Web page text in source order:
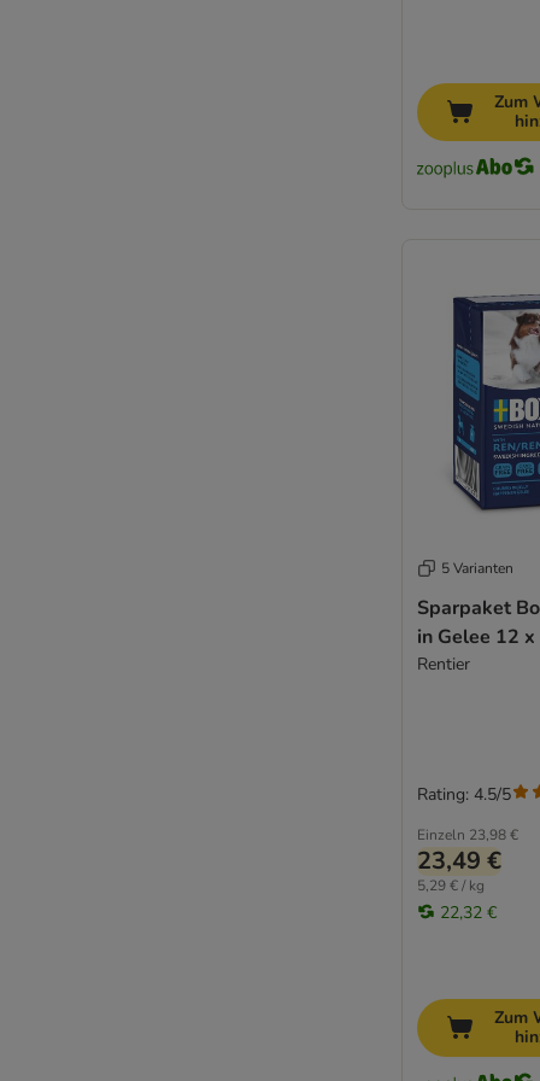
Zum
5 Varianten
Sparpaket
in Gelee 12
Rentier
Einzeln 23,98 €
23,49 €
5,29 € / kg
22,32 €
Rating: 4.5/5
Zum